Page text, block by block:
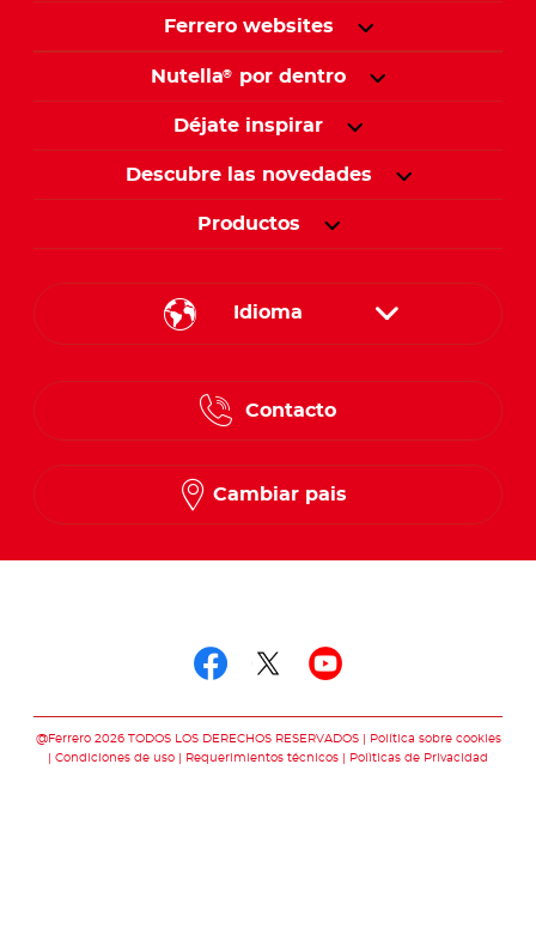
Ferrero websites
Nutella® por dentro
Déjate inspirar
Descubre las novedades
Productos
Idioma
English
French
Contacto
Cambiar pais
@Ferrero 2026 TODOS LOS DERECHOS RESERVADOS
Política sobre cookies
Condiciones de uso
Requerimientos técnicos Polìticas de Privacidad